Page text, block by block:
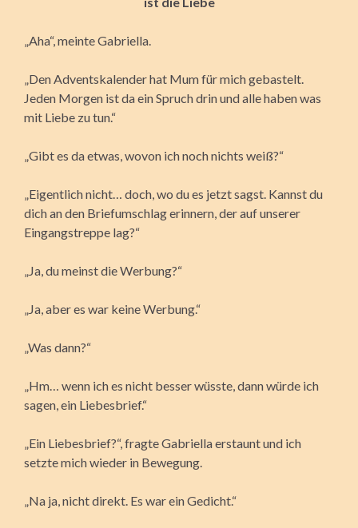
„Aha“, meinte Gabriella.
„Den Adventskalender hat Mum für mich gebastelt.
Jeden Morgen ist da ein Spruch drin und alle haben was
mit Liebe zu tun.“
„Gibt es da etwas, wovon ich noch nichts weiß?“
„Eigentlich nicht… doch, wo du es jetzt sagst. Kannst du
dich an den Briefumschlag erinnern, der auf unserer
Eingangstreppe lag?“
„Ja, du meinst die Werbung?“
„Ja, aber es war keine Werbung.“
„Was dann?“
„Hm… wenn ich es nicht besser wüsste, dann würde ich
sagen, ein Liebesbrief.“
„Ein Liebesbrief?“, fragte Gabriella erstaunt und ich
setzte mich wieder in Bewegung.
„Na ja, nicht direkt. Es war ein Gedicht.“